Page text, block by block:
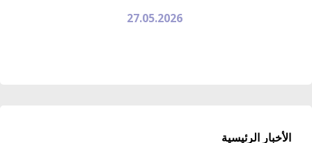
27.05.2026
الأخبار الرئيسية